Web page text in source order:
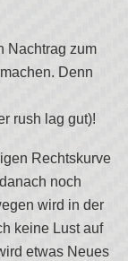
Nachtrag zum
Denn
rush lag gut)!
Rechtskurve
noch
wird in der
keine Lust auf
etwas Neues